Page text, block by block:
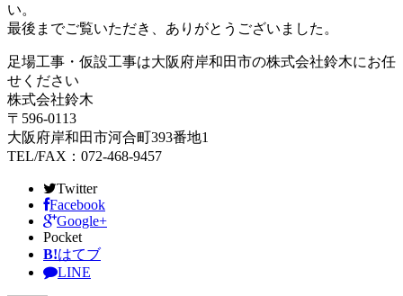
い。
最後までご覧いただき、ありがとうございました。
足場工事・仮設工事は大阪府岸和田市の株式会社鈴木にお任
せください
株式会社鈴木
〒596-0113
大阪府岸和田市河合町393番地1
TEL/FAX：072-468-9457
Twitter
Facebook
Google+
Pocket
B!はてブ
LINE